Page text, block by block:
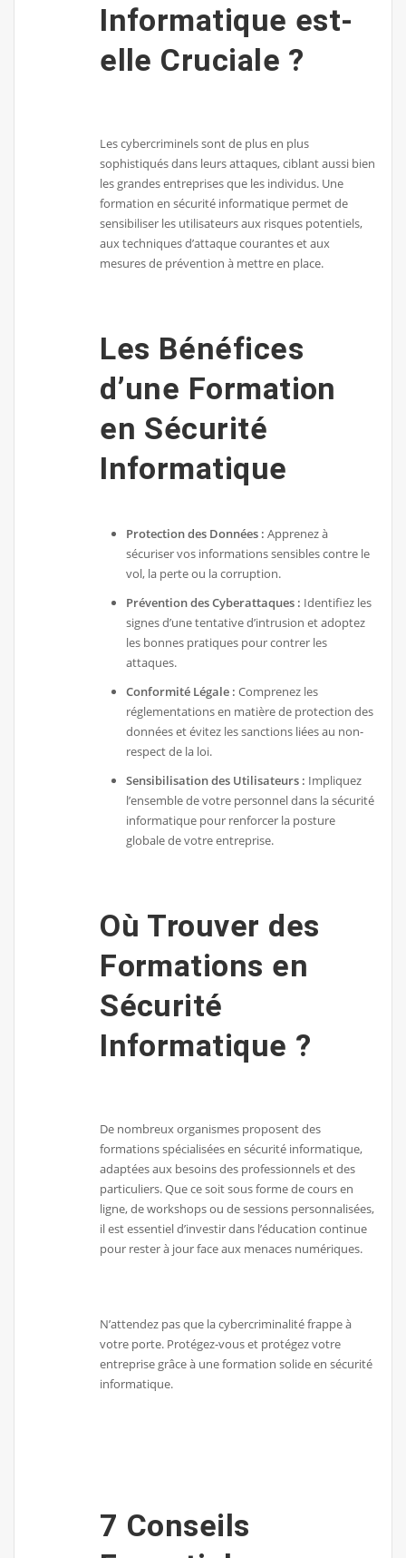
Informatique est-
elle Cruciale ?
Les cybercriminels sont de plus en plus
sophistiqués dans leurs attaques, ciblant aussi bien
les grandes entreprises que les individus. Une
formation en sécurité informatique permet de
sensibiliser les utilisateurs aux risques potentiels,
aux techniques d’attaque courantes et aux
mesures de prévention à mettre en place.
Les Bénéfices
d’une Formation
en Sécurité
Informatique
Protection des Données : Apprenez à
sécuriser vos informations sensibles contre le
vol, la perte ou la corruption.
Prévention des Cyberattaques : Identifiez les
signes d’une tentative d’intrusion et adoptez
les bonnes pratiques pour contrer les
attaques.
Conformité Légale : Comprenez les
réglementations en matière de protection des
données et évitez les sanctions liées au non-
respect de la loi.
Sensibilisation des Utilisateurs : Impliquez
l’ensemble de votre personnel dans la sécurité
informatique pour renforcer la posture
globale de votre entreprise.
Où Trouver des
Formations en
Sécurité
Informatique ?
De nombreux organismes proposent des
formations spécialisées en sécurité informatique,
adaptées aux besoins des professionnels et des
particuliers. Que ce soit sous forme de cours en
ligne, de workshops ou de sessions personnalisées,
il est essentiel d’investir dans l’éducation continue
pour rester à jour face aux menaces numériques.
N’attendez pas que la cybercriminalité frappe à
votre porte. Protégez-vous et protégez votre
entreprise grâce à une formation solide en sécurité
informatique.
7 Conseils